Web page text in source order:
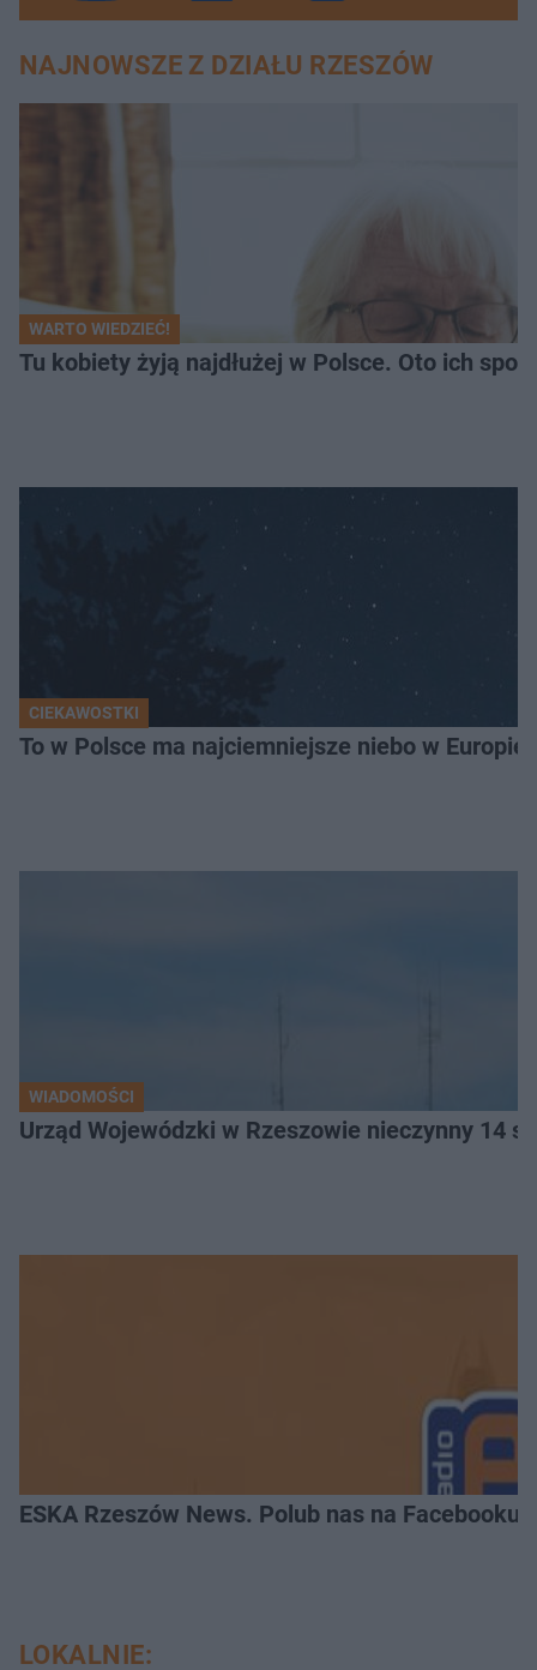
NAJNOWSZE Z DZIAŁU RZESZÓW
WARTO WIEDZIEĆ!
Tu kobiety żyją najdłużej w Polsce. Oto ich
CIEKAWOSTKI
To w Polsce ma najciemniejsze niebo w
WIADOMOŚCI
Urząd Wojewódzki w Rzeszowie nieczynny 14
ESKA Rzeszów News. Polub nas na Facebooku!
LOKALNIE: